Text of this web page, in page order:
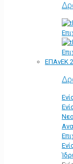
ΕΠΑνΕΚ